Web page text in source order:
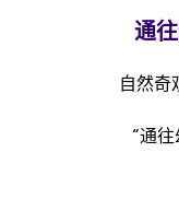
通
自然奇
“通